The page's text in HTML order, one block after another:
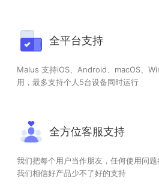
全平台支持
Malus 支持iOS、Android、macOS、
用，最多支持个人5台设备同时运行
全方位客服支持
我们把每个用户当作朋友，任何使用问题
我们相信好产品少不了好的支持